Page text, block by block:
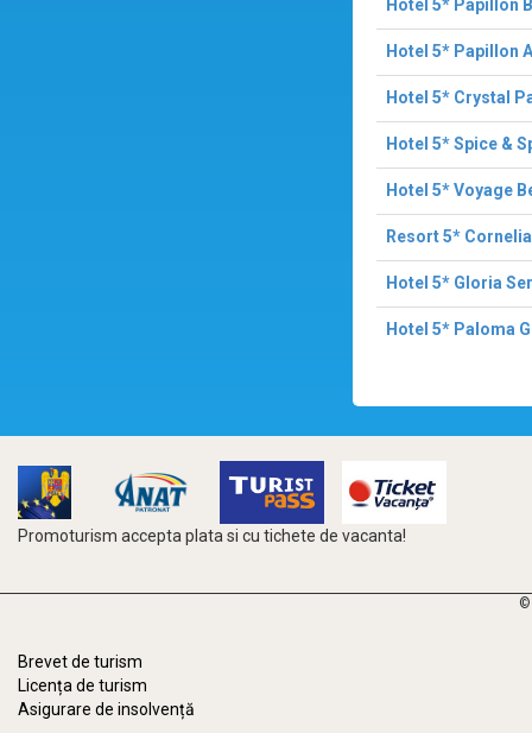
Hotel 5* Papillon
Hotel 5* Papillon
Hotel 5* Crystal
Hotel 5* Spice &
Hotel 5* Voyage
Resort 5*
Hotel 5* Gloria
Hotel 5* Paloma
Promoturism accepta plata si cu tichete de vacanta!
©
Brevet de turism
Licența de turism
Asigurare de insolvență